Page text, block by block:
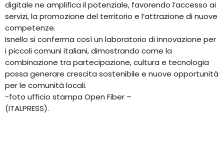
digitale ne amplifica il potenziale, favorendo l’accesso ai
servizi, la promozione del territorio e l’attrazione di nuove
competenze.
Isnello si conferma così un laboratorio di innovazione per
i piccoli comuni italiani, dimostrando come la
combinazione tra partecipazione, cultura e tecnologia
possa generare crescita sostenibile e nuove opportunità
per le comunità locali.
-foto ufficio stampa Open Fiber –
(ITALPRESS).